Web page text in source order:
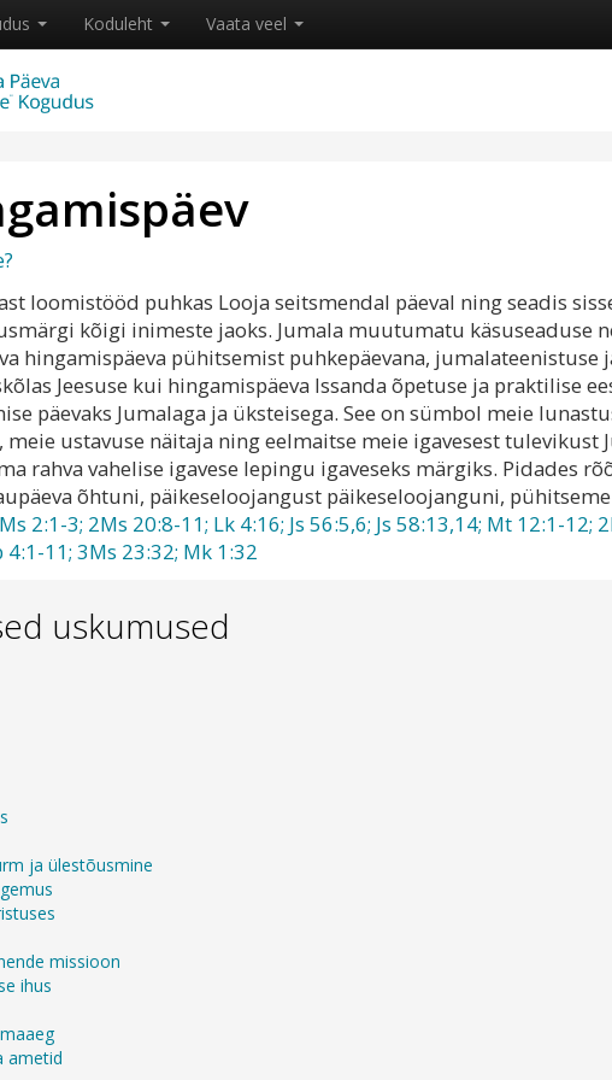
Koduleht Vaata veel
loomistööd puhkas Looja seitsmendal päeval ning seadis
kõigi inimeste jaoks. Jumala muutumatu käsuseaduse
hingamispäeva pühitsemist puhkepäevana, jumalateenistuse
Jeesuse kui hingamispäeva Issanda õpetuse ja praktilise
päevaks Jumalaga ja üksteisega. See on sümbol meie
ustavuse näitaja ning eelmaitse meie igavesest tulevikust
rahva vahelise igavese lepingu igaveseks märgiks. Pidades
õhtuni, päikeseloojangust päikeseloojanguni,
2:1-3; 2Ms 20:8-11; Lk 4:16; Js 56:5,6; Js 58:13,14; Mt 12:1-12;
11; 3Ms 23:32; Mk 1:32
uskumused
ja ülestõusmine
missioon
ihus
ametid